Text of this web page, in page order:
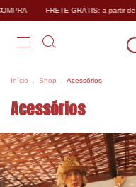
FRETE GRÁTIS: a partir de R$600,00💋
Início Shop Acessórios
Acessórios